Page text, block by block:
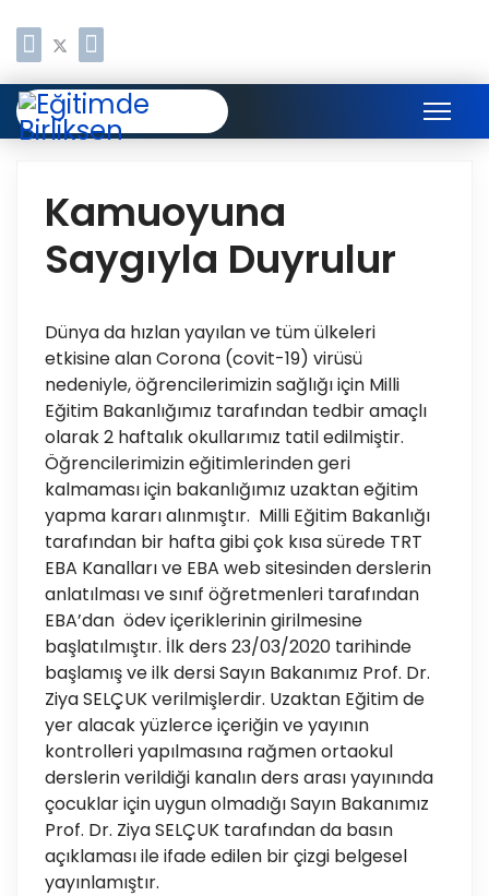
Kamuoyuna
Saygıyla Duyrulur
Dünya da hızlan yayılan ve tüm ülkeleri
etkisine alan Corona (covit-19) virüsü
nedeniyle, öğrencilerimizin sağlığı için Milli
Eğitim Bakanlığımız tarafından tedbir amaçlı
olarak 2 haftalık okullarımız tatil edilmiştir.
Öğrencilerimizin eğitimlerinden geri
kalmaması için bakanlığımız uzaktan eğitim
yapma kararı alınmıştır. Milli Eğitim Bakanlığı
tarafından bir hafta gibi çok kısa sürede TRT
EBA Kanalları ve EBA web sitesinden derslerin
anlatılması ve sınıf öğretmenleri tarafından
EBA’dan ödev içeriklerinin girilmesine
başlatılmıştır. İlk ders 23/03/2020 tarihinde
başlamış ve ilk dersi Sayın Bakanımız Prof. Dr.
Ziya SELÇUK verilmişlerdir. Uzaktan Eğitim de
yer alacak yüzlerce içeriğin ve yayının
kontrolleri yapılmasına rağmen ortaokul
derslerin verildiği kanalın ders arası yayınında
çocuklar için uygun olmadığı Sayın Bakanımız
Prof. Dr. Ziya SELÇUK tarafından da basın
açıklaması ile ifade edilen bir çizgi belgesel
yayınlamıştır.